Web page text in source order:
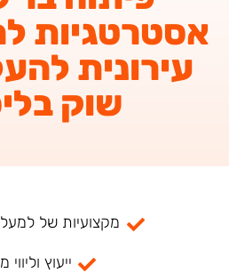
אסטרטגיות
עירונית
שוק
מקצועיות של למעלה מ-
ייעוץ וליווי